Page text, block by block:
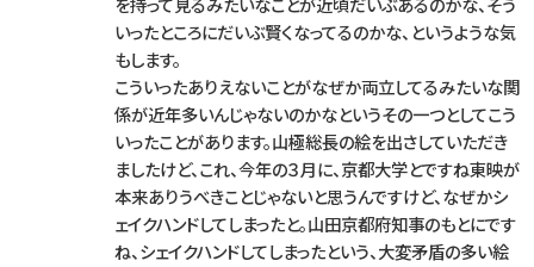
いったところにだいぶ賢くなってるのかな、というような気
もします。
こういったありえないことがなぜか両立してるみたいな関
係が近年多いんじゃないのかなというその一つとしてこう
いったことがあります。山極総長の絵を出さしていただき
ましたけど、これ、今年の３月に、京都大学とですね東映が
本来ありうべきことじゃないと思うんですけど、なぜかシ
ェイクハンドしてしまったと。山田京都府知事のもとにです
ね、シェイクハンドしてしまったという、大変矛盾の多い絵